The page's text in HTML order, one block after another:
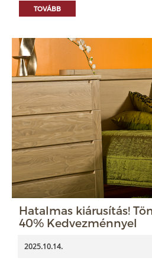
TOVÁBB
Hatalmas kiárusítás!
40% Kedvezménnyel
2025.10.14.